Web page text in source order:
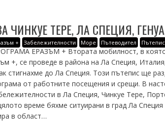
+ Забележителности Море Пътеводител Пътепис
ЧИНКУЕ ТЕРЕ, ЛА СПЕЦИЯ,
ЕРАЗЪМ + Втората мобилност, в която
+, се проведе в района на Ла Специя,
стигнахме до Ла Специя. Този пътепис ще
от работните посещения и срещи. В
в Ла Специя, Чинкуе Тере,
време бяхме ситуирани в град Ла Специя
в област…